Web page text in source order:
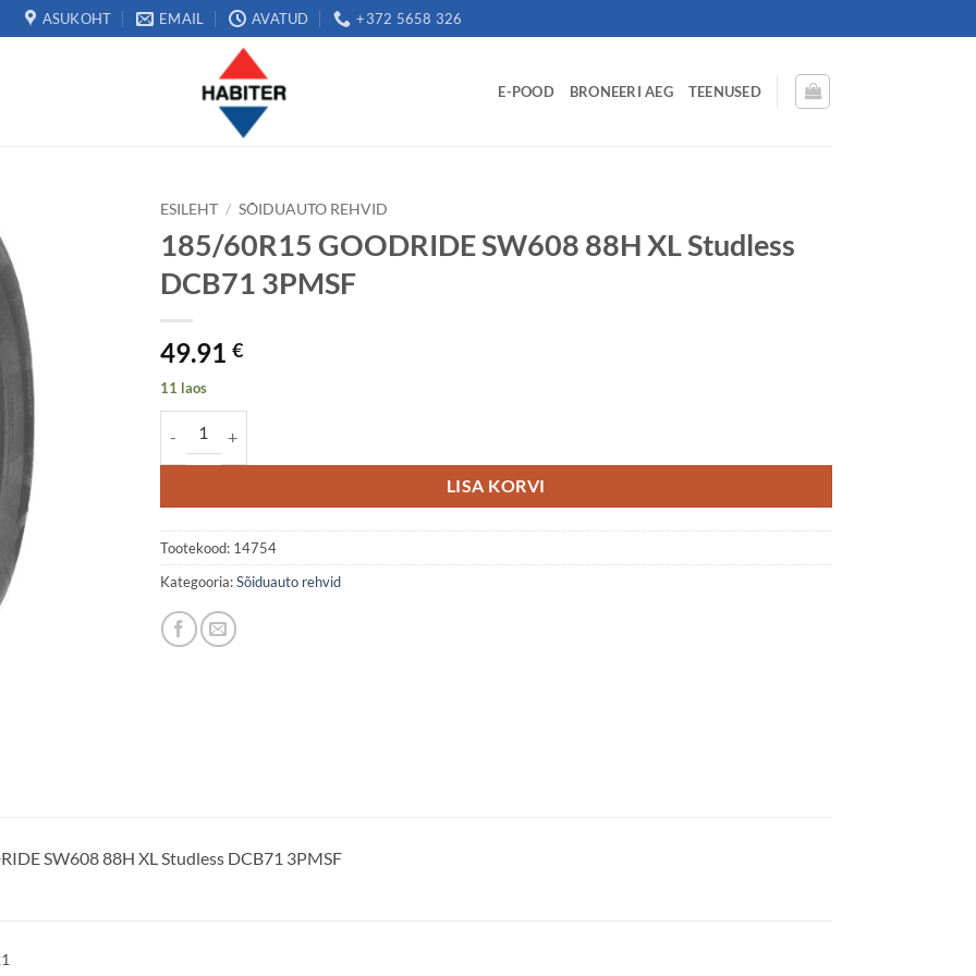
ASUKOHT EMAIL AVATUD +372 5658 326
E-POOD BRONEERI AEG TEENUSED
ESILEHT / SÕIDUAUTO REHVID
185/60R15 GOODRIDE SW608 88H XL Studless
DCB71 3PMSF
49.91 €
11 laos
LISA KORVI
Tootekood: 14754
Kategooria:Sõiduauto rehvid
SW608 88H XL Studless DCB71 3PMSF